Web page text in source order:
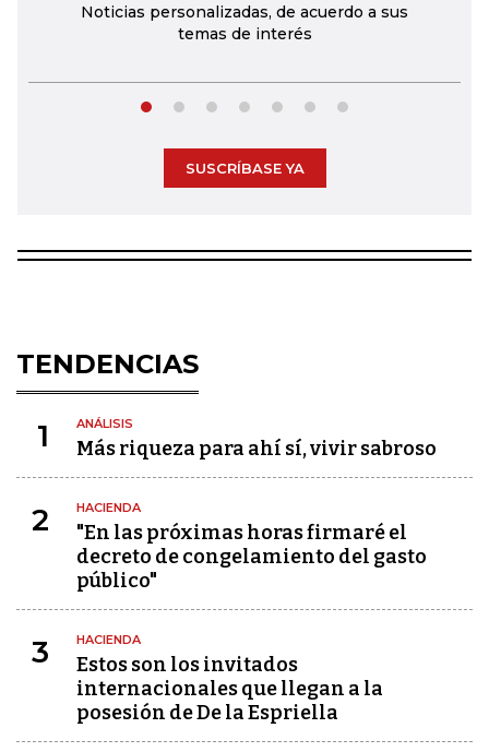
Noticias personalizadas, de acuerdo a sus
temas de interés
SUSCRÍBASE YA
TENDENCIAS
1 ANÁLISIS
Más riqueza para ahí sí, vivir sabroso
2 HACIENDA
"En las próximas horas firmaré el
decreto de congelamiento del gasto
público"
3 HACIENDA
Estos son los invitados
internacionales que llegan a la
posesión de De la Espriella